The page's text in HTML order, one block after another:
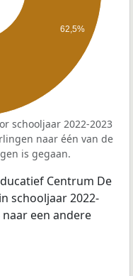
62,5%
schooljaar 2022-2023
naar één van de
is gegaan.
Centrum De
schooljaar 2022-
naar een andere